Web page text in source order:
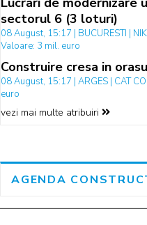
sectorul 6 (3 loturi)
08 August, 15:17 | BUCURESTI |
Valoare: 3 mil. euro
Construire cresa in
08 August, 15:17 | ARGES | CAT
euro
vezi mai multe atribuiri
AGENDA